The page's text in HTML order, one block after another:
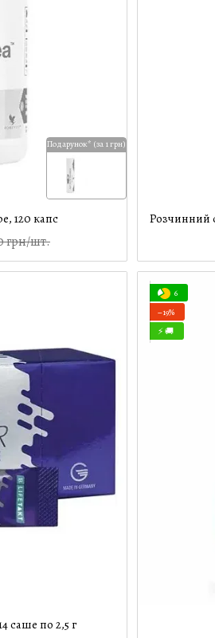
Подарунок* (за 1 грн)
120 капс
грн/шт.
саше по 2,5 г
6
−19%
⚡ 🚚